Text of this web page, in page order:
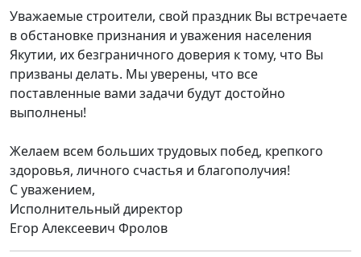
Уважаемые строители, свой праздник Вы встречаете
в обстановке признания и уважения населения
Якутии, их безграничного доверия к тому, что Вы
призваны делать. Мы уверены, что все
поставленные вами задачи будут достойно
выполнены!
Желаем всем больших трудовых побед, крепкого
здоровья, личного счастья и благополучия!
С уважением,
Исполнительный директор
Егор Алексеевич Фролов